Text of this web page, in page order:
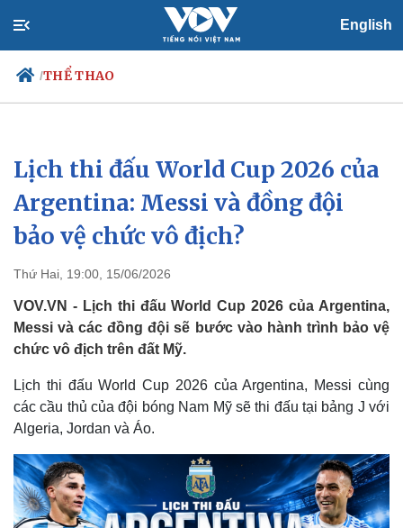
English
/THỂ THAO
Chính trị
Đảng
Tổ chức nhân sự
Quốc hội
Nhận diện sự thật
Xã hội
Tin 24h
Dự báo thời tiết
Giáo dục
Lịch thi đấu World Cup 2026 của
Argentina: Messi và đồng đội
bảo vệ chức vô địch?
Thứ Hai, 19:00, 15/06/2026
VOV.VN - Lịch thi đấu World Cup 2026 của Argentina,
Messi và các đồng đội sẽ bước vào hành trình bảo vệ
chức vô địch trên đất Mỹ.
Lịch thi đấu World Cup 2026 của Argentina, Messi cùng
các cầu thủ của đội bóng Nam Mỹ sẽ thi đấu tại bảng J với
Algeria, Jordan và Áo.